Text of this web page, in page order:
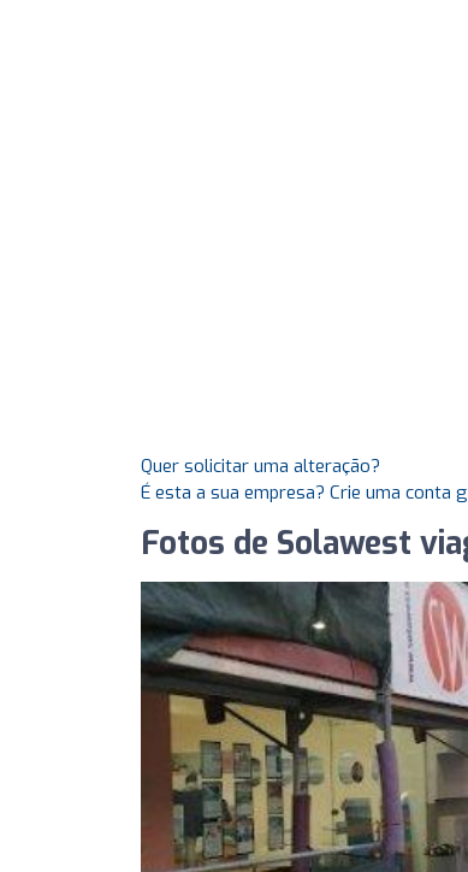
Quer solicitar uma alteração?
É esta a sua empresa? Crie uma
Fotos de Solawest